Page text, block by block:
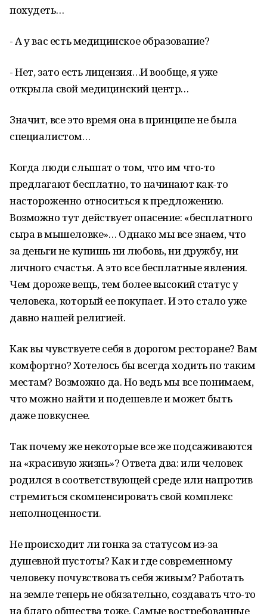
похудеть…
- А у вас есть медицинское образование?
- Нет, зато есть лицензия…И вообще, я уже
открыла свой медицинский центр…
Значит, все это время она в принципе не была
специалистом…
Когда люди слышат о том, что им что-то
предлагают бесплатно, то начинают как-то
настороженно относиться к предложению.
Возможно тут действует опасение: «бесплатного
сыра в мышеловке»… Однако мы все знаем, что
за деньги не купишь ни любовь, ни дружбу, ни
личного счастья. А это все бесплатные явления.
Чем дороже вещь, тем более высокий статус у
человека, который ее покупает. И это стало уже
давно нашей религией.
Как вы чувствуете себя в дорогом ресторане? Вам
комфортно? Хотелось бы всегда ходить по таким
местам? Возможно да. Но ведь мы все понимаем,
что можно найти и подешевле и может быть
даже повкуснее.
Так почему же некоторые все же подсаживаются
на «красивую жизнь»? Ответа два: или человек
родился в соответствующей среде или напротив
стремиться скомпенсировать свой комплекс
неполноценности.
Не происходит ли гонка за статусом из-за
душевной пустоты? Как и где современному
человеку почувствовать себя живым? Работать
на земле теперь не обязательно, создавать что-то
на благо общества тоже. Самые востребованные